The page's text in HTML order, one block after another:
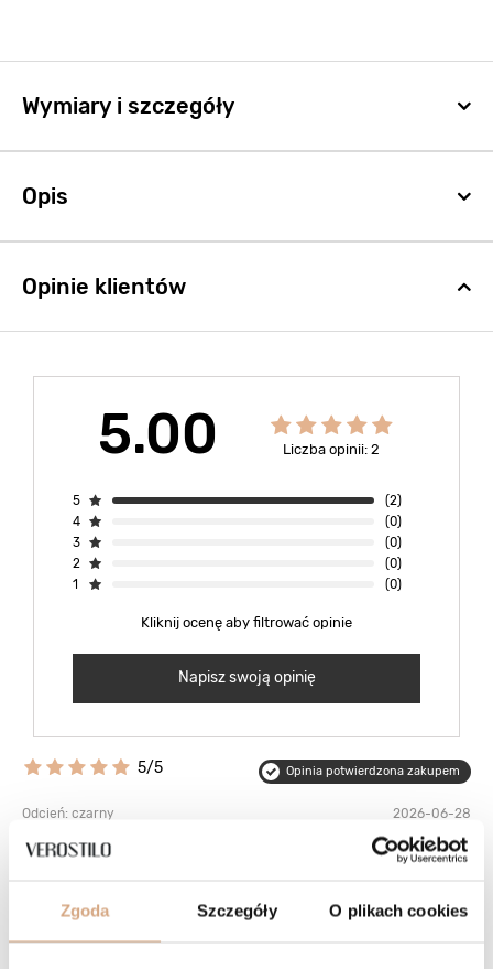
Zgoda Szczegóły O plikach cookies
Wymiary i szczegóły
Opis
Opinie klientów
5.00 Liczba opinii: 2
5
(2)
4
(0)
3
(0)
2
(0)
1
(0)
Kliknij ocenę aby filtrować opinie
Napisz swoją opinię
5/5 Opinia potwierdzona zakupem
Odcień: czarny 2026-06-28
Torebka wspaniała, w pełni spelnia moje oczekiwania. Szukałam
torebki, która zmieści mój laptop i będzie miała wewnątrz przegrodę
w bardzo dobrym gatunku - mięsista i jednocześnie bardzo miękka
:) Kolejną moją torebkę na pewno też tu kupię. Szczerze polecam!